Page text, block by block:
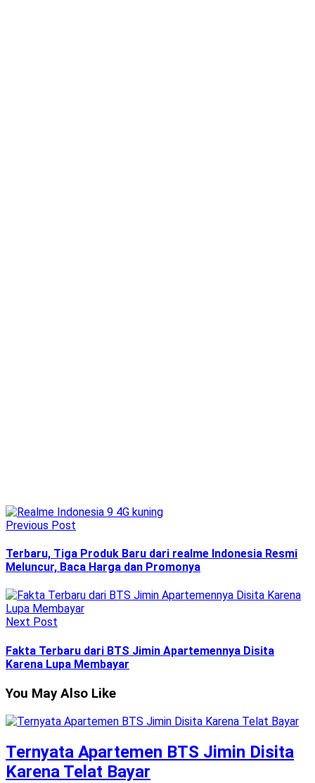
Previous Post
Terbaru, Tiga Produk Baru dari realme Indonesia Resmi
Meluncur, Baca Harga dan Promonya
Next Post
Fakta Terbaru dari BTS Jimin Apartemennya Disita
Karena Lupa Membayar
You May Also Like
Ternyata Apartemen BTS Jimin Disita
Karena Telat Bayar